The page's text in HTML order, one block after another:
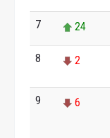
7 24
8 2
9 6